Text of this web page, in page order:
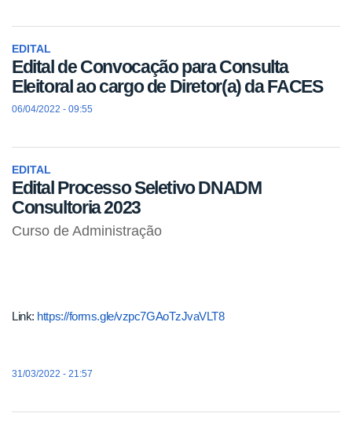
EDITAL
Edital de Convocação para Consulta
Eleitoral ao cargo de Diretor(a) da FACES
06/04/2022 - 09:55
EDITAL
Edital Processo Seletivo DNADM
Consultoria 2023
Curso de Administração
Link: https://forms.gle/vzpc7GAoTzJvaVLT8
31/03/2022 - 21:57